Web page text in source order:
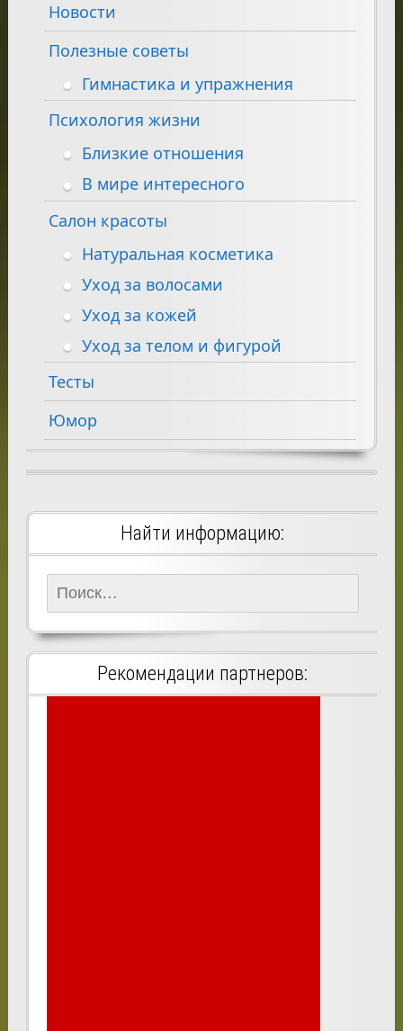
Новости
Полезные советы
Гимнастика и упражнения
Психология жизни
Близкие отношения
В мире интересного
Салон красоты
Натуральная косметика
Уход за волосами
Уход за кожей
Уход за телом и фигурой
Тесты
Юмор
Найти информацию:
Найти:
Рекомендации партнеров: